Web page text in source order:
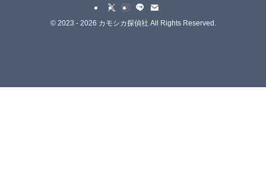
©2023 - 2026 カモシカ探偵社 All Rights Reserved.